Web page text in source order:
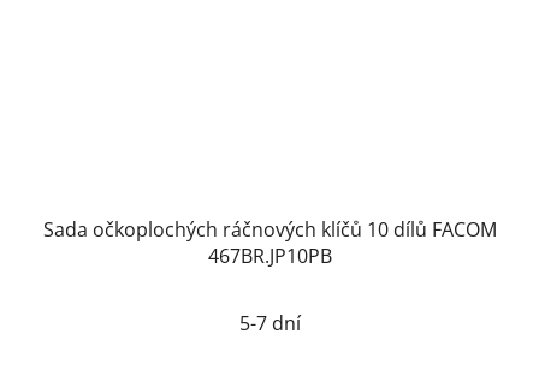
Sada očkoplochých ráčnových klíčů 10 dílů FACOM
467BR.JP10PB
5-7 dní